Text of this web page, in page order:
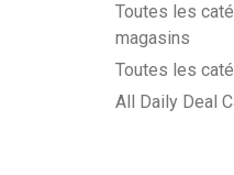
Toutes les
magasins
Toutes les
All Daily Deal